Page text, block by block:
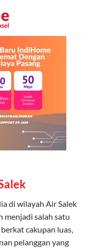
di wilayah Air Salek
menjadi salah satu
cakupan luas,
pelanggan yang